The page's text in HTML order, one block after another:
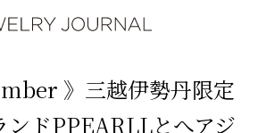
》三越伊勢丹限定
ンドPPEARLLとへアジ